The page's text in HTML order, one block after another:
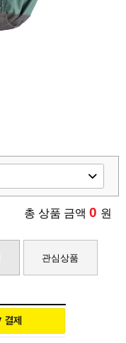
총 상품 금액 0 원
관심상품